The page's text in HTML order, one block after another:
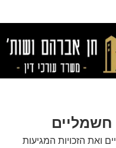
חשמליים
ואת הזכויות המגיעות